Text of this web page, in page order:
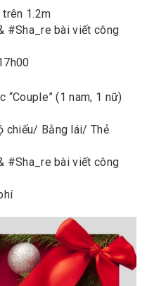
trên 1.2m
#Sha_re bài viết công
“Couple” (1 nam, 1 nữ)
chiếu/ Bằng lái/ Thẻ
#Sha_re bài viết công